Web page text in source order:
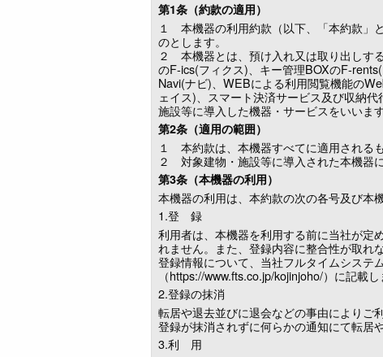
第1条（約款の適用）
１ 本機器の利用約款（以下、「本約款」
のとします。
２ 本機器とは、預け入れ又は取り出しす
のF-ics(フィクス)、キー管理BOXのF-
Navi(ナビ)、WEBによる利用閲覧機能の
ェイス)、スマート決済サービス及び収納
施設等に導入した機器・サービスをいいます
第2条（適用の範囲）
１ 本約款は、本機器すべてに適用されるも
２ 対象建物・施設等に導入された本機器
第3条（本機器の利用）
本機器の利用は、本約款の次の各号及び本
1.登 録
利用者は、本機器を利用する前に当社が定
れません。また、登録内容に整合性が取れ
登録情報について、当社フルタイムシステ
（https://www.fts.co.jp/kojinjoho/）に記載し
2.登録の抹消
転居や退去並びに退会などの事由によりご
登録が抹消されずに何らかの通知にて転居
3.利 用